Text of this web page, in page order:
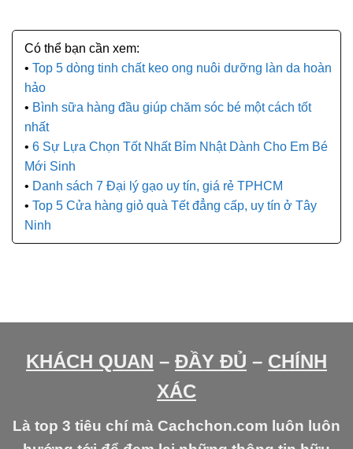
Top 5 dòng tinh chất keo ong nuôi dưỡng làn da hoàn
hảo
Bình sữa hàng đầu giúp chăm sóc bé một cách tốt
nhất
6 Sự Lựa Chọn Tốt Nhất Bỉm Nhật Dành Cho Em Bé
Mới Sinh
Danh sách 7 Đại lý gạo uy tín, giá rẻ TPHCM
Top 5 Cửa hàng giỏ quà Tết đẳng cấp, uy tín ở Tây
Ninh
KHÁCH QUAN – ĐẦY ĐỦ – CHÍNH
XÁC
Là top 3 tiêu chí mà Cachchon.com luôn luôn